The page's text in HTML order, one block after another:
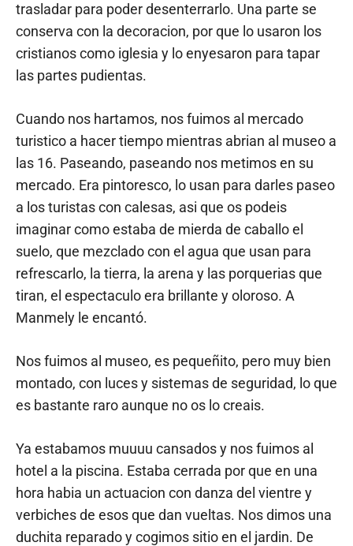
trasladar para poder desenterrarlo. Una parte se
conserva con la decoracion, por que lo usaron los
cristianos como iglesia y lo enyesaron para tapar
las partes pudientas.
Cuando nos hartamos, nos fuimos al mercado
turistico a hacer tiempo mientras abrian al museo a
las 16. Paseando, paseando nos metimos en su
mercado. Era pintoresco, lo usan para darles paseo
a los turistas con calesas, asi que os podeis
imaginar como estaba de mierda de caballo el
suelo, que mezclado con el agua que usan para
refrescarlo, la tierra, la arena y las porquerias que
tiran, el espectaculo era brillante y oloroso. A
Manmely le encantó.
Nos fuimos al museo, es pequeñito, pero muy bien
montado, con luces y sistemas de seguridad, lo que
es bastante raro aunque no os lo creais.
Ya estabamos muuuu cansados y nos fuimos al
hotel a la piscina. Estaba cerrada por que en una
hora habia un actuacion con danza del vientre y
verbiches de esos que dan vueltas. Nos dimos una
duchita reparado y cogimos sitio en el jardin. De